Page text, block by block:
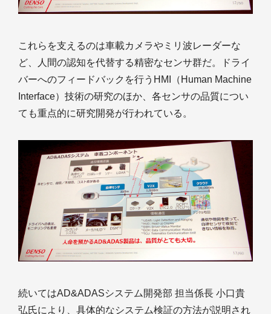
これらを支えるのは車載カメラやミリ波レーダーな
ど、人間の認知を代替する精密なセンサ群だ。ドライ
バーへのフィードバックを行うHMI（Human Machine
Interface）技術の研究のほか、各センサの品質につい
ても重点的に研究開発が行われている。
続いてはAD&ADASシステム開発部 担当係長 小口貴
弘氏により、具体的なシステム検証の方法が説明され